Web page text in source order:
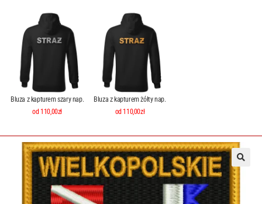
Bluza z kapturem szary nap.
od 110,00zł
Bluza z kapturem żółty nap.
od 110,00zł